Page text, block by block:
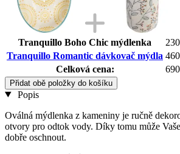
Tranquillo Boho Chic mýdlenka
Tranquillo Romantic dávkovač mýdla
Celková cena:
Přidat obě položky do košíku
Popis
Oválná mýdlenka z kameniny je ručně
otvory pro odtok vody. Díky tomu může
dobře oschnout.